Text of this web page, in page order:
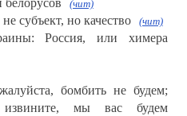
белорусов
(чит)
субъект, но качество (чит)
Россия, или химера
бомбить не будем;
извините, мы вас будем